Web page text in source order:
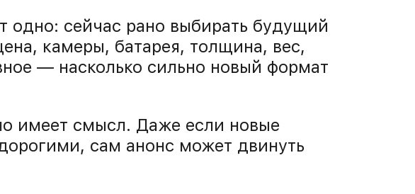
одно: сейчас рано выбирать будущий
камеры, батарея, толщина, вес,
— насколько сильно новый формат
имеет смысл. Даже если новые
сам анонс может двинуть